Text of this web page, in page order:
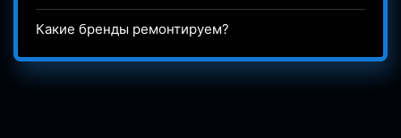
Какие бренды ремонтируем?